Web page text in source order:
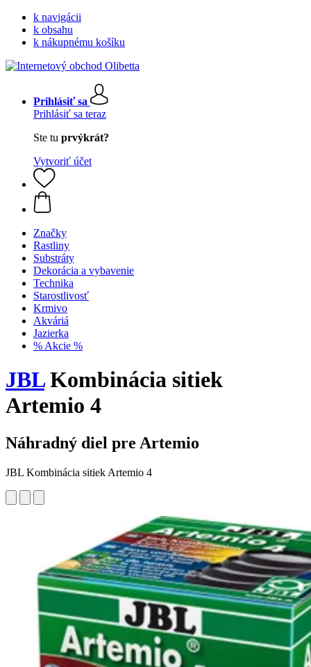
k navigácii
k obsahu
k nákupnému košíku
Prihlásiť sa
Prihlásiť sa teraz
Ste tu prvýkrát?
Vytvoriť účet
Značky
Rastliny
Substráty
Dekorácia a vybavenie
Technika
Starostlivosť
Krmivo
Akváriá
Jazierka
% Akcie %
JBLKombinácia sitiek
Artemio 4
Náhradný diel pre Artemio
JBL Kombinácia sitiek Artemio 4